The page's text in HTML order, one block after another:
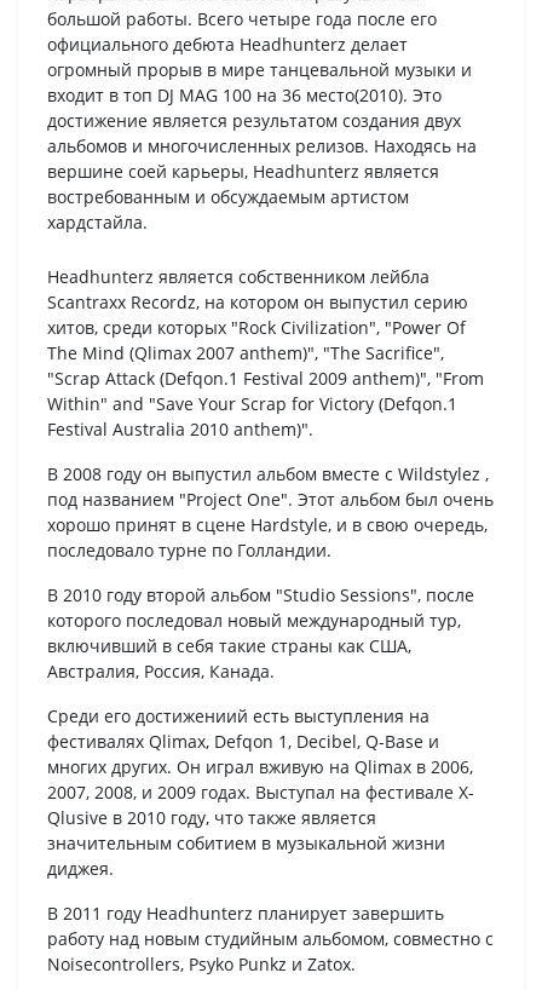
большой работы. Всего четыре года после его
официального дебюта Headhunterz делает
огромный прорыв в мире танцевальной музыки и
входит в топ DJ MAG 100 на 36 место(2010). Это
достижение является результатом создания двух
альбомов и многочисленных релизов. Находясь на
вершине соей карьеры, Headhunterz является
востребованным и обсуждаемым артистом
хардстайла.
Headhunterz является собственником лейбла
Scantraxx Recordz, на котором он выпустил серию
хитов, среди которых "Rock Civilization", "Power Of
The Mind (Qlimax 2007 anthem)", "The Sacrifice",
"Scrap Attack (Defqon.1 Festival 2009 anthem)", "From
Within" and "Save Your Scrap for Victory (Defqon.1
Festival Australia 2010 anthem)".
В 2008 году он выпустил альбом вместе с Wildstylez ,
под названием "Project One". Этот альбом был очень
хорошо принят в сцене Hardstyle, и в свою очередь,
последовало турне по Голландии.
В 2010 году второй альбом "Studio Sessions", после
которого последовал новый международный тур,
включивший в себя такие страны как США,
Австралия, Россия, Канада.
Среди его достижениий есть выступления на
фестивалях Qlimax, Defqon 1, Decibel, Q-Base и
многих других. Он играл вживую на Qlimax в 2006,
2007, 2008, и 2009 годах. Выступал на фестивале X-
Qlusive в 2010 году, что также является
значительным собитием в музыкальной жизни
диджея.
В 2011 году Headhunterz планирует завершить
работу над новым студийным альбомом, совместно с
Noisecontrollers, Psyko Punkz и Zatox.